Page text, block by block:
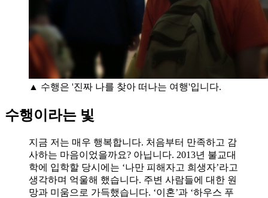
▲ 수행은 '진짜 나를 찾아 떠나는 여행'입니다.
수행이라는 빛
지금 저는 매우 행복합니다. 처음부터 만족하고 감
사하는 마음이었을까요? 아닙니다. 2013년 불교대
학에 입학할 당시에는 ‘나만 피해자고 희생자’라고
생각하며 억울해 했습니다. 주변 사람들에 대한 원
망과 미움으로 가득했습니다. ‘이혼’과 ‘하우스 푸